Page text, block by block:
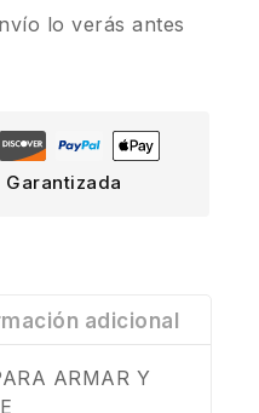
lo verás antes
Garantizada
adicional
ARMAR Y